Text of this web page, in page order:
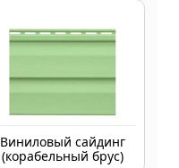
Виниловый сайдинг
(корабельный брус)